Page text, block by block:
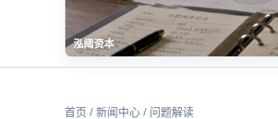
泓阈资本
首页 / 新闻中心 / 问题解读